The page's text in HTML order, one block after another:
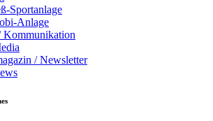
Sportanlage
Anlage
Kommunikation
/ Newsletter